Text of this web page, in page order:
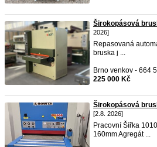
Širokopásová
2026]
Repasovaná
bruska j ...
Brno venkov - 664
225 000 Kč
Širokopásová
[2.8. 2026]
Pracovní Šířka
160mm Agregát ...